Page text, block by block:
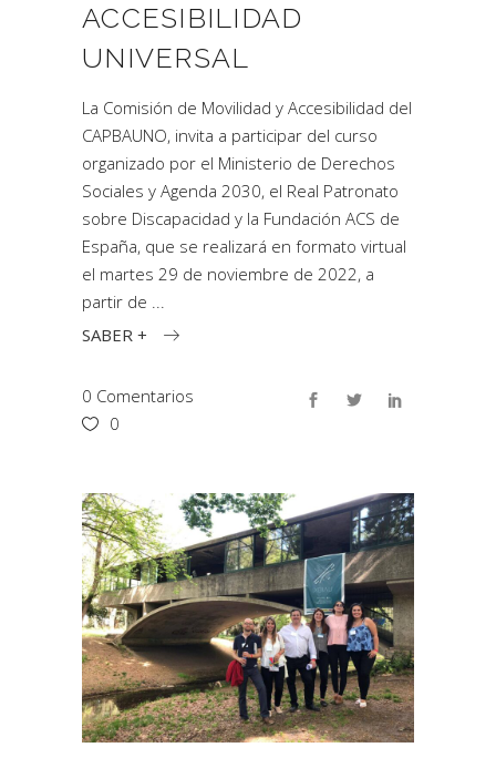
ACCESIBILIDAD
UNIVERSAL
La Comisión de Movilidad y Accesibilidad del
CAPBAUNO, invita a participar del curso
organizado por el Ministerio de Derechos
Sociales y Agenda 2030, el Real Patronato
sobre Discapacidad y la Fundación ACS de
España, que se realizará en formato virtual
el martes 29 de noviembre de 2022, a
partir de
SABER +
0 Comentarios
0